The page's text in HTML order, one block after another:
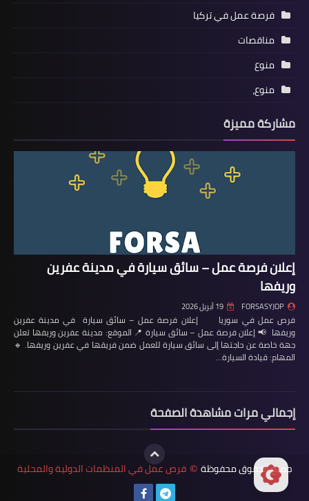
فرصة عمل في تركيا
مناقصات
منوع
منوع،
مشاركة مميزة
إعلان فرصة عمل – سائق سيارة في مدينة عفرين
وريفها
FORSASYJOP 19 أبريل 2026
فرص عمل في سوريا إعلان فرصة عمل – سائق سيارة في مدينة عفرين
وريفها 📢 إعلان فرصة عمل – سائق سيارة 📍 الموقع: مدينة عفرين وريفها تعلن
جهة خاصة عن حاجتها إلى سائق سيارة للعمل ضمن فريقها في عفرين وريفها. 🔹
المهام: قيادة السيارة…
إجمالي مرات مشاهدة الصفحة
جميع الحقوق محفوظة © فرص عمل في المنظمات الدولية والمحلية